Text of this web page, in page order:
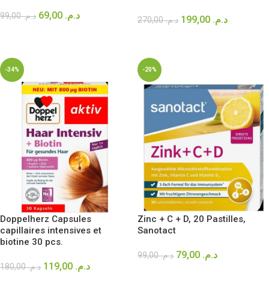
د.م.99,00 د.م. د.م.270,00 د.م.
-34%
Doppelherz Capsules
capillaires intensives et
biotine 30 pcs.
د.م.180,00 د.م.
-20%
Zinc + C + D, 20 Pastilles,
Sanotact
د.م.99,00 د.م.